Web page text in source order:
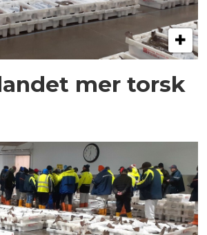
mer torsk